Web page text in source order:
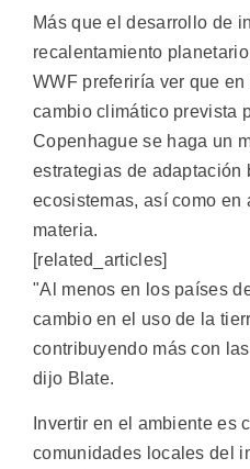
Más que el desarrollo de
recalentamiento
WWF preferiría ver que
cambio climático prevista
Copenhague se haga un
estrategias de adaptación
ecosistemas, así como en
materia.
[related_articles]
"Al menos en los países
cambio en el uso de la
contribuyendo más con
dijo Blate.
Invertir en el ambiente es
comunidades locales del